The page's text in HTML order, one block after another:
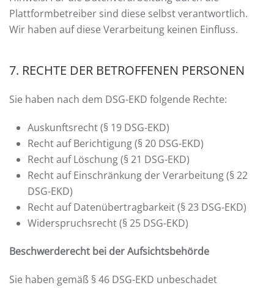
Plattformbetreiber sind diese selbst verantwortlich.
Wir haben auf diese Verarbeitung keinen Einfluss.
7. RECHTE DER BETROFFENEN PERSONEN
Sie haben nach dem DSG-EKD folgende Rechte:
Auskunftsrecht (§ 19 DSG-EKD)
Recht auf Berichtigung (§ 20 DSG-EKD)
Recht auf Löschung (§ 21 DSG-EKD)
Recht auf Einschränkung der Verarbeitung (§ 22
DSG-EKD)
Recht auf Datenübertragbarkeit (§ 23 DSG-EKD)
Widerspruchsrecht (§ 25 DSG-EKD)
Beschwerderecht bei der Aufsichtsbehörde
Sie haben gemäß § 46 DSG-EKD unbeschadet